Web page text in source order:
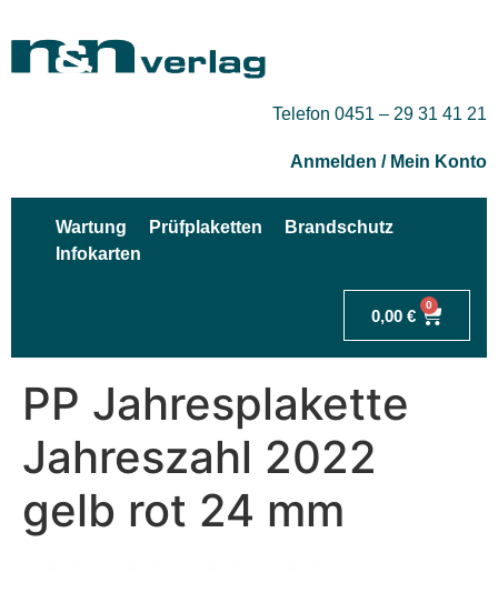
Telefon 0451 – 29 31 41 21
Anmelden / Mein Konto
Wartung Prüfplaketten
Brandschutz
Infokarten
0,00 €
0
PP Jahresplakette
Jahreszahl 2022
gelb rot 24 mm